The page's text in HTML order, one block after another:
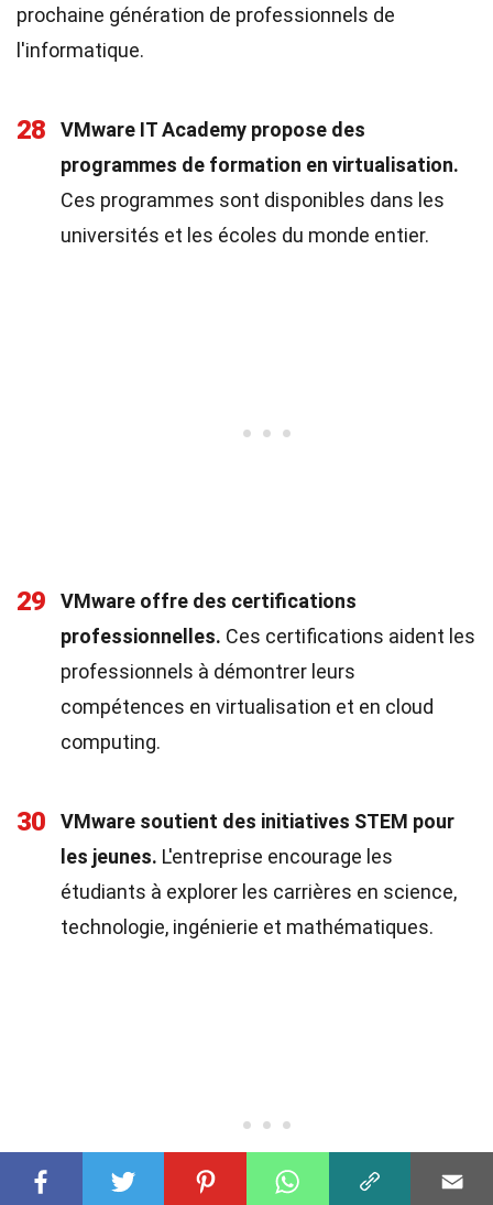
prochaine génération de professionnels de
l'informatique.
28
VMware IT Academy propose des
programmes de formation en virtualisation.
Ces programmes sont disponibles dans les
universités et les écoles du monde entier.
29
VMware offre des certifications
professionnelles. Ces certifications aident les
professionnels à démontrer leurs
compétences en virtualisation et en cloud
computing.
30
VMware soutient des initiatives STEM pour
les jeunes. L'entreprise encourage les
étudiants à explorer les carrières en science,
technologie, ingénierie et mathématiques.